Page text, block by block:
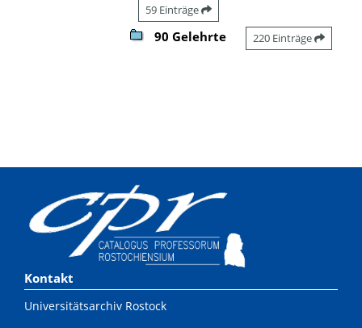
59 Einträge
90 Gelehrte 220 Einträge
Kontakt
Universitätsarchiv Rostock